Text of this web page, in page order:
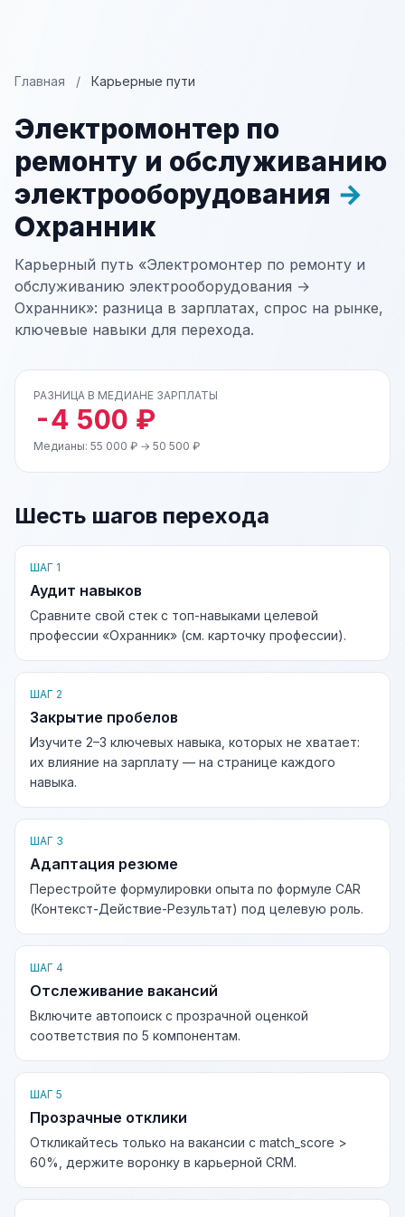
Главная / Карьерные пути
Электромонтер по
ремонту и обслуживанию
электрооборудования →
Охранник
Карьерный путь «Электромонтер по ремонту и
обслуживанию электрооборудования →
Охранник»: разница в зарплатах, спрос на рынке,
ключевые навыки для перехода.
РАЗНИЦА В МЕДИАНЕ ЗАРПЛАТЫ
-4 500 ₽
Медианы: 55 000 ₽ → 50 500 ₽
Шесть шагов перехода
ШАГ 1
Аудит навыков
Сравните свой стек с топ-навыками целевой
профессии «Охранник» (см. карточку профессии).
ШАГ 2
Закрытие пробелов
Изучите 2–3 ключевых навыка, которых не хватает:
их влияние на зарплату — на странице каждого
навыка.
ШАГ 3
Адаптация резюме
Перестройте формулировки опыта по формуле CAR
(Контекст-Действие-Результат) под целевую роль.
ШАГ 4
Отслеживание вакансий
Включите автопоиск с прозрачной оценкой
соответствия по 5 компонентам.
ШАГ 5
Прозрачные отклики
Откликайтесь только на вакансии с match_score >
60%, держите воронку в карьерной CRM.